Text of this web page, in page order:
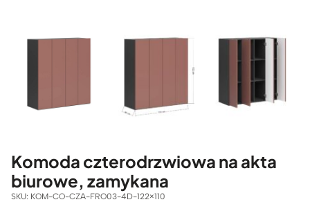
Komoda czterodrzwiowa na akta
biurowe, zamykana
SKU: KOM-CO-CZA-FRO03-4D-122×110